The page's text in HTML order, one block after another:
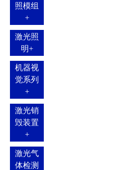
照模组
+
激光照
明+
机器视
觉系列
+
激光销
毁装置
+
激光气
体检测